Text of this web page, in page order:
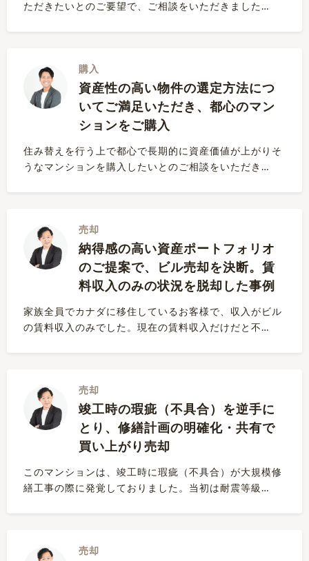
ただきたいとのご要望で、ご相談をいただきました…
購入
資産性の高い物件の選定方法につ
いてご満足いただき、都心のマン
ションをご購入
住み替えを行う上で都心で長期的に資産価値が上がりそ
うなマンションを購入したいとのご相談をいただき…
売却
納得感の高い資産ポートフォリオ
のご提案で、ビル売却を決断。賃
料収入のみの状況を脱却した事例
家族全員でカナダに移住しているお客様で、収入がビル
の賃料収入のみでした。現在の賃料収入だけだと不…
売却
竣工時の瑕疵（不具合）を逆手に
とり、修繕計画の明確化・共有で
買い上がり売却
このマンションは、竣工時に瑕疵（不具合）が大規模修
繕工事の際に発覚しておりました。当初は耐震等級…
売却